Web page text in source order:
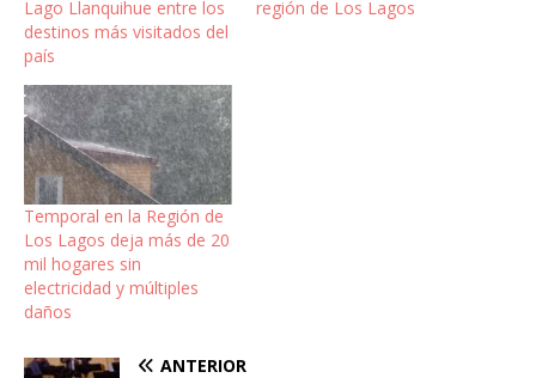
Lago Llanquihue entre los
destinos más visitados del
país
región de Los Lagos
Temporal en la Región de
Los Lagos deja más de 20
mil hogares sin
electricidad y múltiples
daños​
ANTERIOR